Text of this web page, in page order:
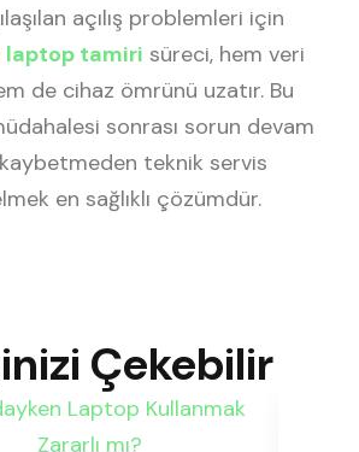
açılış problemleri için
laptop tamiri süreci, hem veri
de cihaz ömrünü uzatır. Bu
sonrası sorun devam
teknik servis
en sağlıklı çözümdür.
Çekebilir